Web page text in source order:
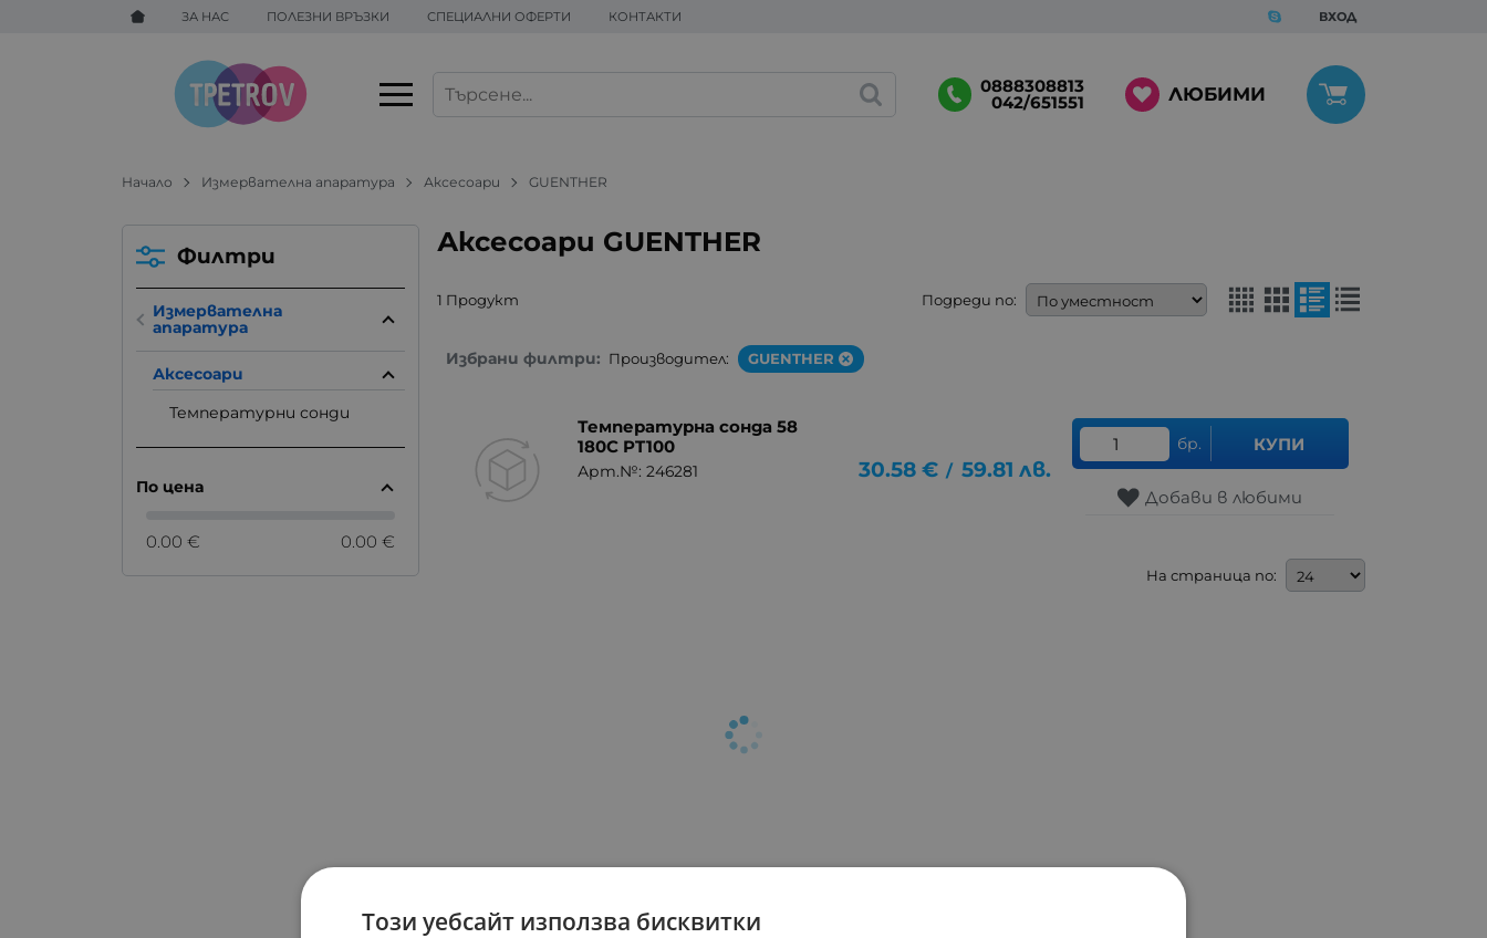
ЗА НАС ПОЛЕЗНИ ВРЪЗКИ СПЕЦИАЛНИ ОФЕРТИ КОНТАКТИ ВХОД
0888308813
042/651551 ЛЮБИМИ
Начало Измервателна апаратура Аксесоари GUENTHER
Аксесоари GUENTHER
1 Продукт Подреди по:
Избрани филтри: Производител: GUENTHER
Температурна сонда 58
180C PT100
Арт.№: 246281 30.58 € / 59.81 лв.
бр. КУПИ
Добави в любими
На страница по:
Филтри
Измервателна
апаратура
Аксесоари
Температурни сонди
По цена
0.00 € 0.00 €
Този уебсайт използва бисквитки